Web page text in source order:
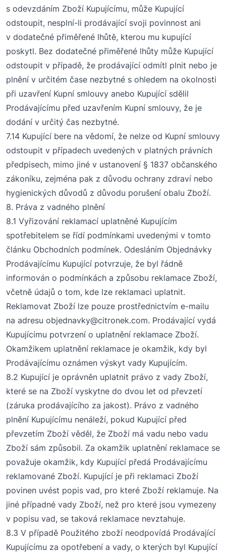
s odevzdáním Zboží Kupujícímu, může Kupující
odstoupit, nesplní-li prodávající svoji povinnost ani
v dodatečné přiměřené lhůtě, kterou mu kupující
poskytl. Bez dodatečné přiměřené lhůty může Kupující
odstoupit v případě, že prodávající odmítl plnit nebo je
plnění v určitém čase nezbytné s ohledem na okolnosti
při uzavření Kupní smlouvy anebo Kupující sdělil
Prodávajícímu před uzavřením Kupní smlouvy, že je
dodání v určitý čas nezbytné.
7.14 Kupující bere na vědomí, že nelze od Kupní smlouvy
odstoupit v případech uvedených v platných právních
předpisech, mimo jiné v ustanovení § 1837 občanského
zákoníku, zejména pak z důvodu ochrany zdraví nebo
hygienických důvodů z důvodu porušení obalu Zboží.
8. Práva z vadného plnění
8.1 Vyřizování reklamací uplatněné Kupujícím
spotřebitelem se řídí podmínkami uvedenými v tomto
článku Obchodních podmínek. Odesláním Objednávky
Prodávajícímu Kupující potvrzuje, že byl řádně
informován o podmínkách a způsobu reklamace Zboží,
včetně údajů o tom, kde lze reklamaci uplatnit.
Reklamovat Zboží lze pouze prostřednictvím e-mailu
na adresu objednavky@citronek.com. Prodávající vydá
Kupujícímu potvrzení o uplatnění reklamace Zboží.
Okamžikem uplatnění reklamace je okamžik, kdy byl
Prodávajícímu oznámen výskyt vady Kupujícím.
8.2 Kupující je oprávněn uplatnit právo z vady Zboží,
které se na Zboží vyskytne do dvou let od převzetí
(záruka prodávajícího za jakost). Právo z vadného
plnění Kupujícímu nenáleží, pokud Kupující před
převzetím Zboží věděl, že Zboží má vadu nebo vadu
Zboží sám způsobil. Za okamžik uplatnění reklamace se
považuje okamžik, kdy Kupující předá Prodávajícímu
reklamované Zboží. Kupující je při reklamaci Zboží
povinen uvést popis vad, pro které Zboží reklamuje. Na
jiné případné vady Zboží, než pro které jsou vymezeny
v popisu vad, se taková reklamace nevztahuje.
8.3 V případě Použitého zboží neodpovídá Prodávající
Kupujícímu za opotřebení a vady, o kterých byl Kupující